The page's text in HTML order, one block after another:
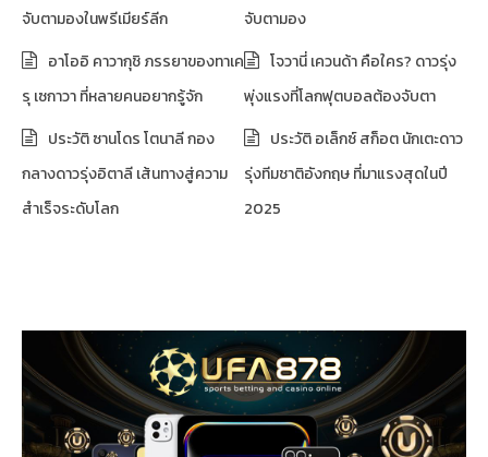
จับตามองในพรีเมียร์ลีก
จับตามอง
อาโออิ คาวากุชิ ภรรยาของทาเค
รุ เซกาวา ที่หลายคนอยากรู้จัก
โจวานี่ เควนด้า คือใคร? ดาวรุ่ง
พุ่งแรงที่โลกฟุตบอลต้องจับตา
ประวัติ ซานโดร โตนาลี กอง
กลางดาวรุ่งอิตาลี เส้นทางสู่ความ
สำเร็จระดับโลก
ประวัติ อเล็กซ์ สก็อต นักเตะดาว
รุ่งทีมชาติอังกฤษ ที่มาแรงสุดในปี
2025